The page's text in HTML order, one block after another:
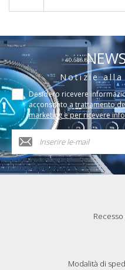
Notizie
Desidero ricevere
acconsento a trattamento
marketing e per ricevere
Modalità di